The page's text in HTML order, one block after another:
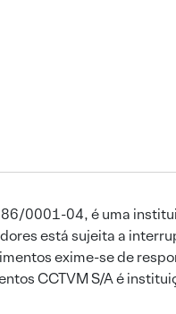
0001-04, é uma
está sujeita a
exime-se de
CCTVM S/A é